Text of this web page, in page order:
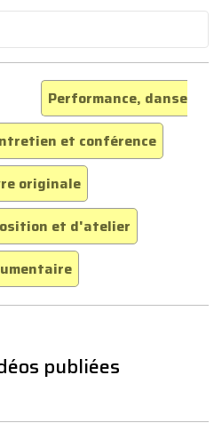
Performance, danse
et conférence
originale
et d'atelier
publiées